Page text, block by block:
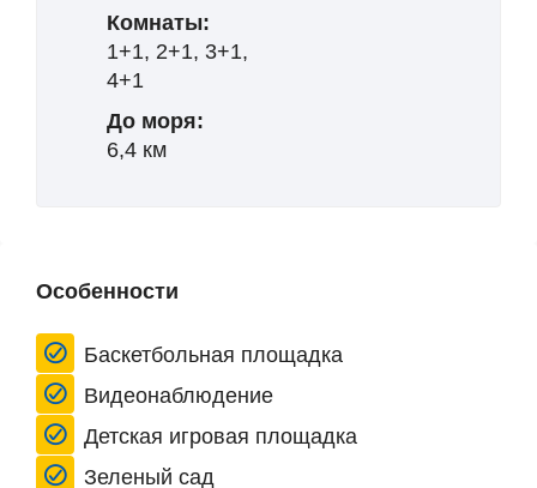
Комнаты:
1+1, 2+1, 3+1,
4+1
До моря:
6,4 км
Особенности
Баскетбольная площадка
Видеонаблюдение
Детская игровая площадка
Зеленый сад